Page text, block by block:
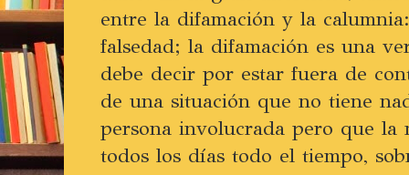
entre la difamación y la
falsedad; la difamación es una
debe decir por estar fuera de
de una situación que no tiene
persona involucrada pero que la
todos los días todo el tiempo,